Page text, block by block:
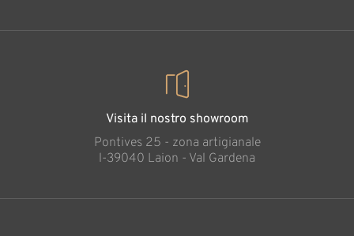
Visita il nostro showroom
Pontives 25 - zona artigianale
l-39040 Laion - Val Gardena